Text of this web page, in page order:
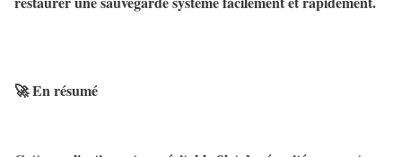
🚀En résumé